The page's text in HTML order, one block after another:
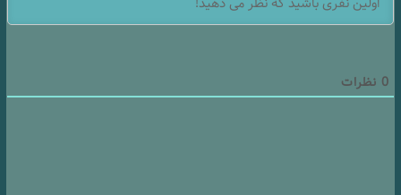
0 نظرات